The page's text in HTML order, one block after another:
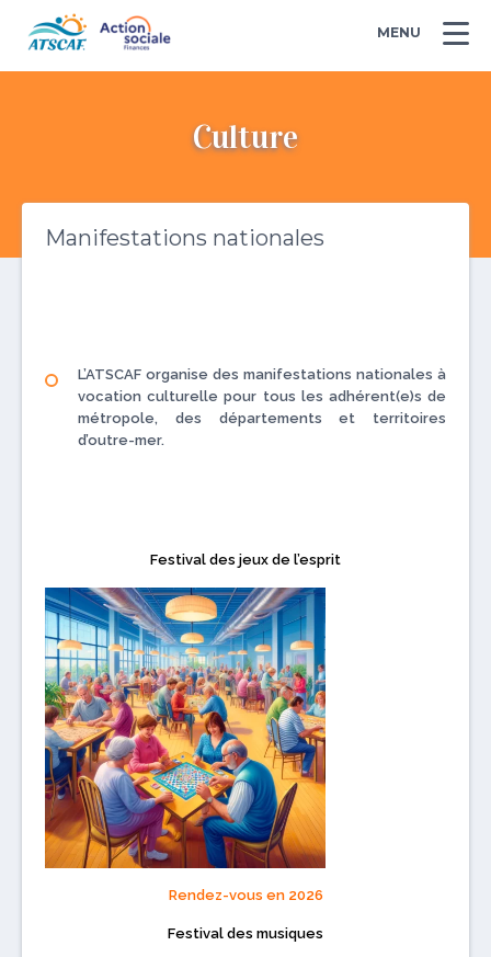
MENU
Culture
Manifestations nationales
L’ATSCAF organise des manifestations nationales à
vocation culturelle pour tous les adhérent(e)s de
métropole, des départements et territoires
d’outre-mer.
Festival des jeux de l’esprit
Rendez-vous en 2026
Festival des musiques